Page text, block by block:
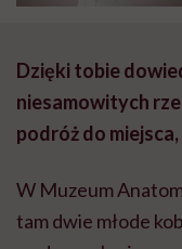
Dzięki tobie
niesamowitych
podróż do
W Muzeum
tam dwie młode